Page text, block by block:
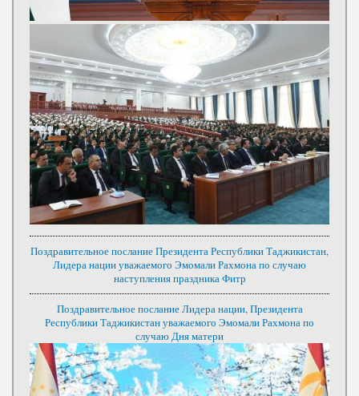
Поздравительное послание Президента Республики Таджикистан,
Лидера нации уважаемого Эмомали Рахмона по случаю
наступления праздника Фитр
Поздравительное послание Лидера нации, Президента
Республики Таджикистан уважаемого Эмомали Рахмона по
случаю Дня матери